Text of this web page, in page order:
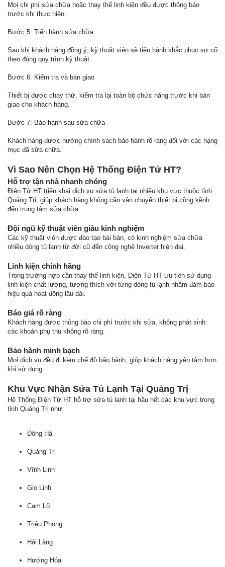
Mọi chi phí sửa chữa hoặc thay thế linh kiện đều được thông báo
trước khi thực hiện.
Bước 5: Tiến hành sửa chữa
Sau khi khách hàng đồng ý, kỹ thuật viên sẽ tiến hành khắc phục sự cố
theo đúng quy trình kỹ thuật.
Bước 6: Kiểm tra và bàn giao
Thiết bị được chạy thử, kiểm tra lại toàn bộ chức năng trước khi bàn
giao cho khách hàng.
Bước 7: Bảo hành sau sửa chữa
Khách hàng được hưởng chính sách bảo hành rõ ràng đối với các hạng
mục đã sửa chữa.
Vì Sao Nên Chọn Hệ Thống Điện Tử HT?
Hỗ trợ tận nhà nhanh chóng
Điện Tử HT triển khai dịch vụ sửa tủ lạnh tại nhiều khu vực thuộc tỉnh
Quảng Trị, giúp khách hàng không cần vận chuyển thiết bị cồng kềnh
đến trung tâm sửa chữa.
Đội ngũ kỹ thuật viên giàu kinh nghiệm
Các kỹ thuật viên được đào tạo bài bản, có kinh nghiệm sửa chữa
nhiều dòng tủ lạnh từ đời cũ đến công nghệ Inverter hiện đại.
Linh kiện chính hãng
Trong trường hợp cần thay thế linh kiện, Điện Tử HT ưu tiên sử dụng
linh kiện chất lượng, tương thích với từng dòng tủ lạnh nhằm đảm bảo
hiệu quả hoạt động lâu dài.
Báo giá rõ ràng
Khách hàng được thông báo chi phí trước khi sửa, không phát sinh
các khoản phụ thu không rõ ràng.
Bảo hành minh bạch
Mọi dịch vụ đều đi kèm chế độ bảo hành, giúp khách hàng yên tâm hơn
khi sử dụng.
Khu Vực Nhận Sửa Tủ Lạnh Tại Quảng Trị
Hệ Thống Điện Tử HT hỗ trợ sửa tủ lạnh tại hầu hết các khu vực trong
tỉnh Quảng Trị như:
Đông Hà
Quảng Trị
Vĩnh Linh
Gio Linh
Cam Lộ
Triệu Phong
Hải Lăng
Hướng Hóa